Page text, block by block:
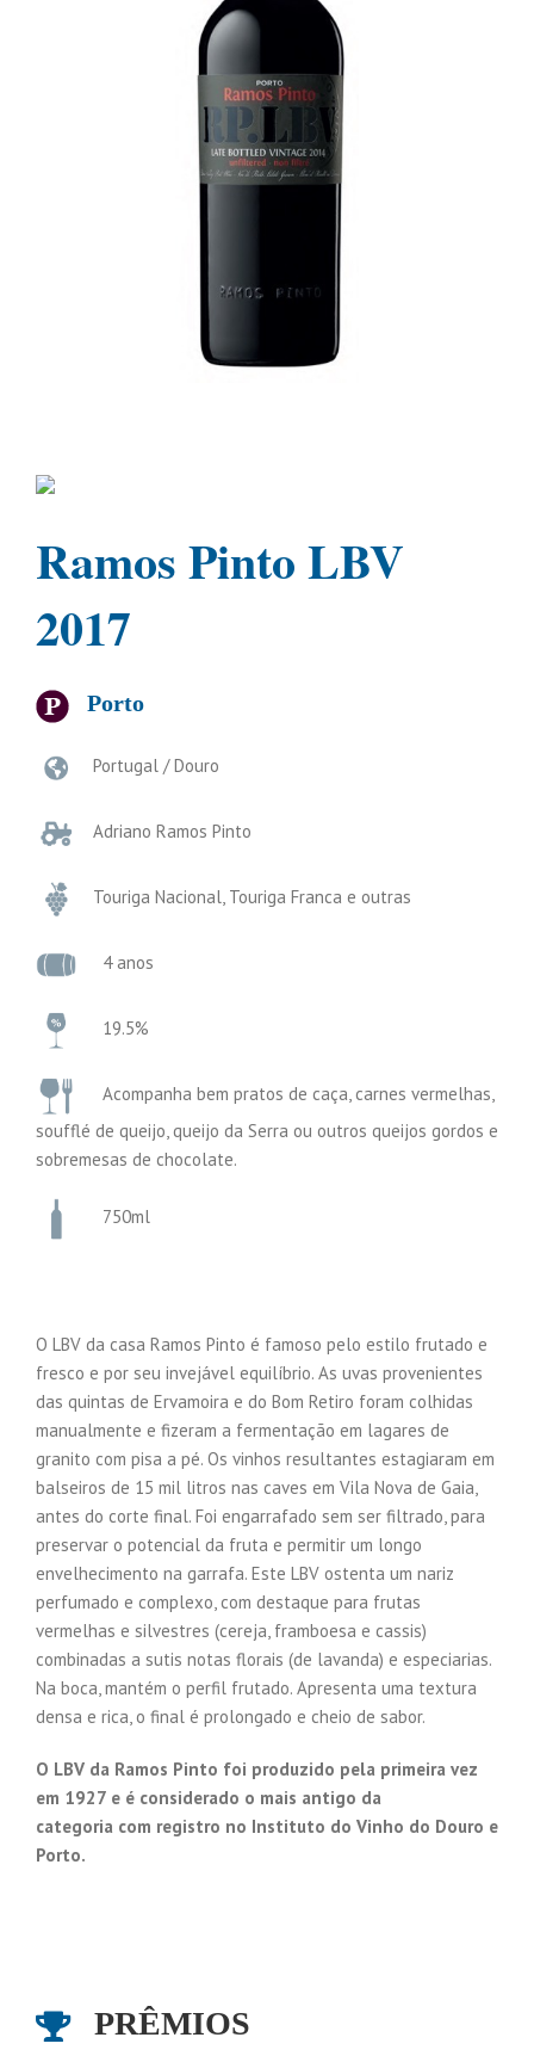
Ramos Pinto LBV
2017
Porto
Portugal / Douro
Adriano Ramos Pinto
Touriga Nacional, Touriga Franca e outras
4 anos
19.5%
Acompanha bem pratos de caça, carnes vermelhas,
soufflé de queijo, queijo da Serra ou outros queijos gordos e
sobremesas de chocolate.
750ml
O LBV da casa Ramos Pinto é famoso pelo estilo frutado e
fresco e por seu invejável equilíbrio. As uvas provenientes
das quintas de Ervamoira e do Bom Retiro foram colhidas
manualmente e fizeram a fermentação em lagares de
granito com pisa a pé. Os vinhos resultantes estagiaram em
balseiros de 15 mil litros nas caves em Vila Nova de Gaia,
antes do corte final. Foi engarrafado sem ser filtrado, para
preservar o potencial da fruta e permitir um longo
envelhecimento na garrafa. Este LBV ostenta um nariz
perfumado e complexo, com destaque para frutas
vermelhas e silvestres (cereja, framboesa e cassis)
combinadas a sutis notas florais (de lavanda) e especiarias.
Na boca, mantém o perfil frutado. Apresenta uma textura
densa e rica, o final é prolongado e cheio de sabor.
O LBV da Ramos Pinto foi produzido pela primeira vez
em 1927 e é considerado o mais antigo da
categoria com registro no Instituto do Vinho do Douro e
Porto.
PRÊMIOS